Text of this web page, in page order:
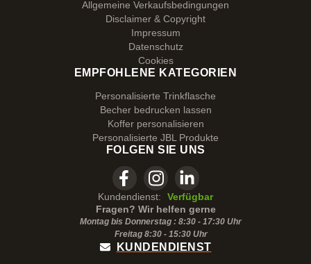
Allgemeine Verkaufsbedingungen
Disclaimer & Copyright
Impressum
Datenschutz
Cookies
EMPFOHLENE KATEGORIEN
Personalisierte Trinkflasche
Becher bedrucken lassen
Koffer personalisieren
Personalisierte JBL Produkte
FOLGEN SIE UNS
Kundendienst:
Verfügbar
Fragen? Wir helfen gerne
Montag bis Donnerstag : 8:30 - 17:30 Uhr
Freitag 8:30 - 15:30Uhr
KUNDENDIENST